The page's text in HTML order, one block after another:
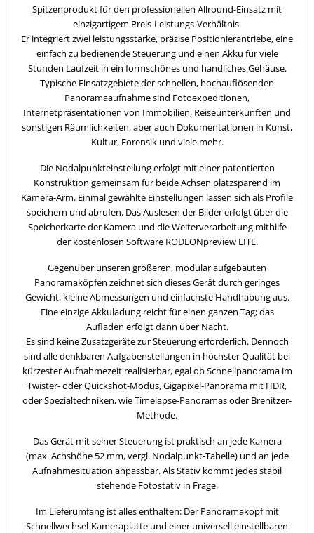
Spitzenprodukt für den professionellen Allround-Einsatz mit
einzigartigem Preis-Leistungs-Verhältnis.
Er integriert zwei leistungsstarke, präzise Positionierantriebe, eine
einfach zu bedienende Steuerung und einen Akku für viele
Stunden Laufzeit in ein formschönes und handliches Gehäuse.
Typische Einsatzgebiete der schnellen, hochauflösenden
Panoramaaufnahme sind Fotoexpeditionen,
Internetpräsentationen von Immobilien, Reiseunterkünften und
sonstigen Räumlichkeiten, aber auch Dokumentationen in Kunst,
Kultur, Forensik und viele mehr.
Die Nodalpunkteinstellung erfolgt mit einer patentierten
Konstruktion gemeinsam für beide Achsen platzsparend im
Kamera-Arm. Einmal gewählte Einstellungen lassen sich als Profile
speichern und abrufen. Das Auslesen der Bilder erfolgt über die
Speicherkarte der Kamera und die Weiterverarbeitung mithilfe
der kostenlosen Software RODEONpreview LITE.
Gegenüber unseren größeren, modular aufgebauten
Panoramaköpfen zeichnet sich dieses Gerät durch geringes
Gewicht, kleine Abmessungen und einfachste Handhabung aus.
Eine einzige Akkuladung reicht für einen ganzen Tag; das
Aufladen erfolgt dann über Nacht.
Es sind keine Zusatzgeräte zur Steuerung erforderlich. Dennoch
sind alle denkbaren Aufgabenstellungen in höchster Qualität bei
kürzester Aufnahmezeit realisierbar, egal ob Schnellpanorama im
Twister- oder Quickshot-Modus, Gigapixel-Panorama mit HDR,
oder Spezialtechniken, wie Timelapse-Panoramas oder Brenitzer-
Methode.
Das Gerät mit seiner Steuerung ist praktisch an jede Kamera
(max. Achshöhe 52 mm, vergl. Nodalpunkt-Tabelle) und an jede
Aufnahmesituation anpassbar. Als Stativ kommt jedes stabil
stehende Fotostativ in Frage.
Im Lieferumfang ist alles enthalten: Der Panoramakopf mit
Schnellwechsel-Kameraplatte und einer universell einstellbaren